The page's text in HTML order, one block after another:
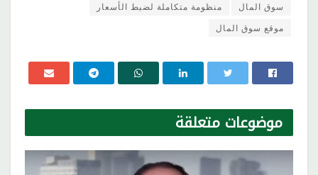
سوق المال
منظومة متكاملة لضبط الأسعار
موقع سوق المال
موضوعات متعلقة